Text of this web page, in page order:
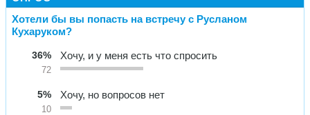
Хотели бы вы попасть на встречу с Русланом
Кухаруком?
36%
72
Хочу, и у меня есть что спросить
5%
10
Хочу, но вопросов нет